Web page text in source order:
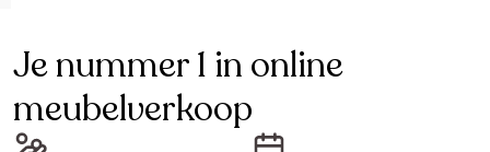
Je nummer 1 in online
meubelverkoop